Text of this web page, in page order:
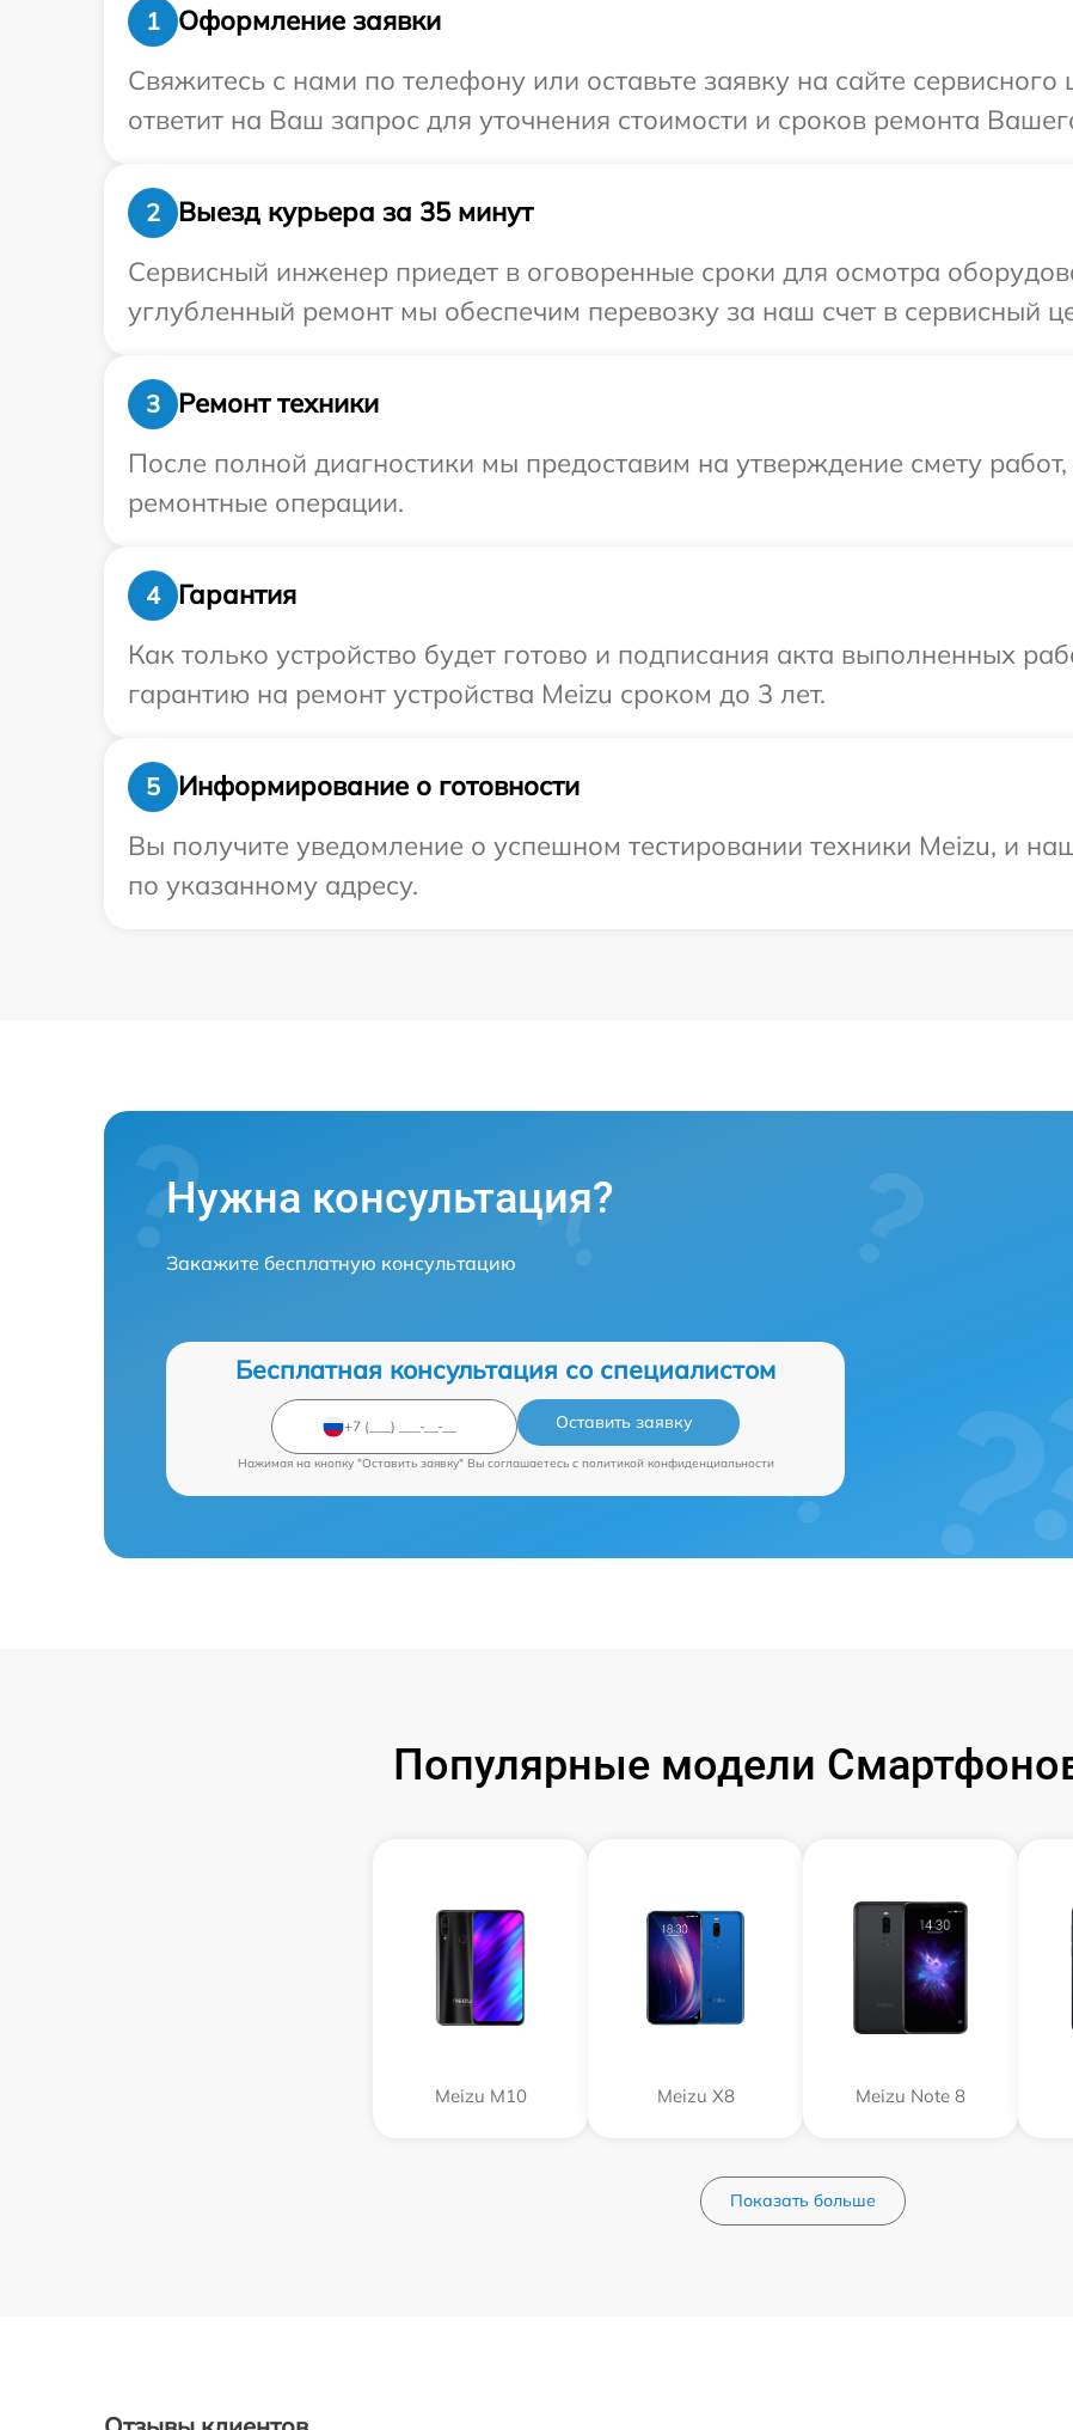
1
Оформление заявки
Свяжитесь с нами по телефону или оставьте заявку на сайте
ответит на Ваш запрос для уточнения стоимости и сроков ремонта
2
Выезд курьера за 35 минут
Сервисный инженер приедет в оговоренные сроки для осмотра
углубленный ремонт мы обеспечим перевозку за наш счет в сервисный
3
Ремонт техники
После полной диагностики мы предоставим на утверждение смету
ремонтные операции.
4
Гарантия
Как только устройство будет готово и подписания акта выполненных
гарантию на ремонт устройства Meizu сроком до 3 лет.
5
Информирование о готовности
Вы получите уведомление о успешном тестировании техники Meizu, и
по указанному адресу.
Нужна консультация?
Закажите бесплатную консультацию
Бесплатная консультация со специалистом
Оставить заявку
Нажимая на кнопку "Оставить заявку" Вы соглашаетесь c политикой конфиденциальности
Популярные модели
Meizu M10 Meizu X8 Meizu Note 8
Показать больше